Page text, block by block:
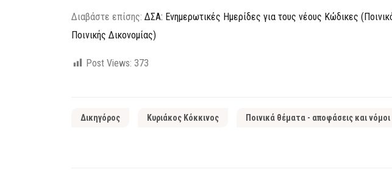
Διαβάστε επίσης: ΔΣΑ: Ενημερωτικές Ημερίδες για τους νέους Κώδικες
Ποινικής Δικονομίας)
Post Views: 373
Δικηγόρος Κυριάκος Κόκκινος Ποινικά θέματα - αποφάσεις και νόμοι